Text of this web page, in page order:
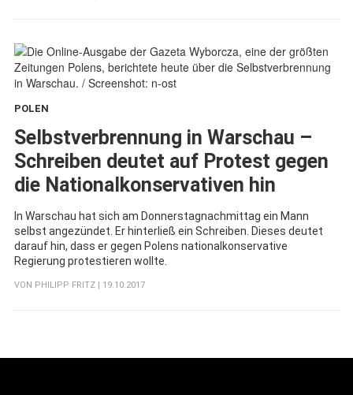
POLEN
Selbstverbrennung in Warschau –
Schreiben deutet auf Protest gegen
die Nationalkonservativen hin
In Warschau hat sich am Donnerstagnachmittag ein Mann
selbst angezündet. Er hinterließ ein Schreiben. Dieses deutet
darauf hin, dass er gegen Polens nationalkonservative
Regierung protestieren wollte.
VON PHILIPP FRITZ | 19.10.2017